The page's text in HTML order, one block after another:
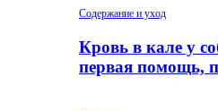
Содержание и уход
Кровь в кале у
первая помощь,